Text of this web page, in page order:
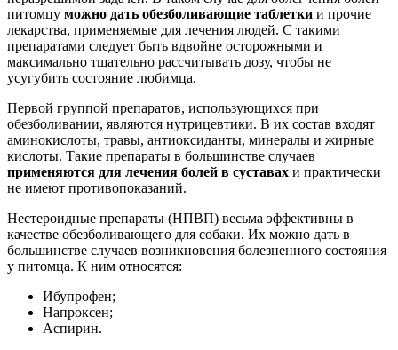
питомцу можно дать обезболивающие таблетки и прочие
лекарства, применяемые для лечения людей. С такими
препаратами следует быть вдвойне осторожными и
максимально тщательно рассчитывать дозу, чтобы не
усугубить состояние любимца.
Первой группой препаратов, использующихся при
обезболивании, являются нутрицевтики. В их состав входят
аминокислоты, травы, антиоксиданты, минералы и жирные
кислоты. Такие препараты в большинстве случаев
применяются для лечения болей в суставах и практически
не имеют противопоказаний.
Нестероидные препараты (НПВП) весьма эффективны в
качестве обезболивающего для собаки. Их можно дать в
большинстве случаев возникновения болезненного состояния
у питомца. К ним относятся:
Ибупрофен;
Напроксен;
Аспирин.